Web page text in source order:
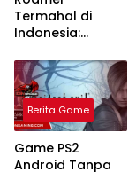
Termahal di
Indonesia:
Pasar dan Gaji
Pro Player Mobile
Legends
Berita Game
Game PS2
Android Tanpa